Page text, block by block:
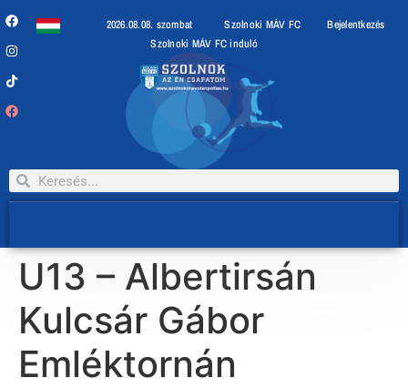
2026.08.08. szombat Szolnoki MÁV FC
Bejelentkezés
Szolnoki MÁV FC induló
U13 – Albertirsán
Kulcsár Gábor
Emléktornán